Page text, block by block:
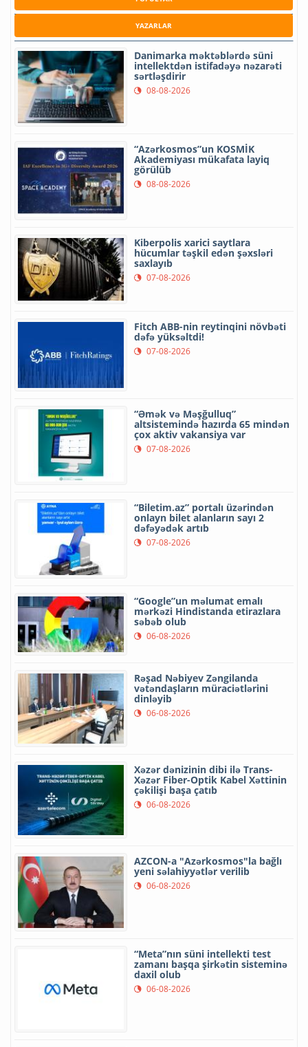
YAZARLAR
Danimarka məktəblərdə süni
intellektdən istifadəyə nəzarəti
sərtləşdirir
08-08-2026
“Azərkosmos”un KOSMİK
Akademiyası mükafata layiq
görülüb
08-08-2026
Kiberpolis xarici saytlara
hücumlar təşkil edən şəxsləri
saxlayıb
07-08-2026
Fitch ABB-nin reytinqini növbəti
dəfə yüksəltdi!
07-08-2026
“Əmək və Məşğulluq”
altsistemində hazırda 65 mindən
çox aktiv vakansiya var
07-08-2026
“Biletim.az” portalı üzərindən
onlayn bilet alanların sayı 2
dəfəyədək artıb
07-08-2026
“Google”un məlumat emalı
mərkəzi Hindistanda etirazlara
səbəb olub
06-08-2026
Rəşad Nəbiyev Zəngilanda
vətəndaşların müraciətlərini
dinləyib
06-08-2026
Xəzər dənizinin dibi ilə Trans-
Xəzər Fiber-Optik Kabel Xəttinin
çəkilişi başa çatıb
06-08-2026
AZCON-a "Azərkosmos"la bağlı
yeni səlahiyyətlər verilib
06-08-2026
“Meta”nın süni intellekti test
zamanı başqa şirkətin sisteminə
daxil olub
06-08-2026